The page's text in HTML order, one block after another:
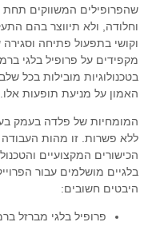
שהפרופילים המשווקים תחת
וחלודה, ולא תיווצר בהם
וקושי בתפעול פתיחה
מקפידים על פרופיל בלגי
בטכנולוגיות מובילות בכל
האמון על מניעת תופעות אלו.
המומחיות של פלדה בעמק
ללא פשרות. זו מהות העבודה
הכישורים המקצועיים
בלגיים מושלמים עבור
היבטים חשובים:
פרופיל בלגי מברזל